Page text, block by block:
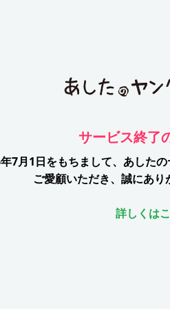
サービス終了
7月1日をもちまして、 あした
ご愛顧いただき、誠にあり
詳しくは